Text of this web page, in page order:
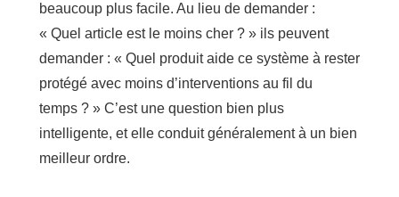
beaucoup plus facile. Au lieu de demander :
« Quel article est le moins cher ? » ils peuvent
demander : « Quel produit aide ce système à rester
protégé avec moins d’interventions au fil du
temps ? » C’est une question bien plus
intelligente, et elle conduit généralement à un bien
meilleur ordre.